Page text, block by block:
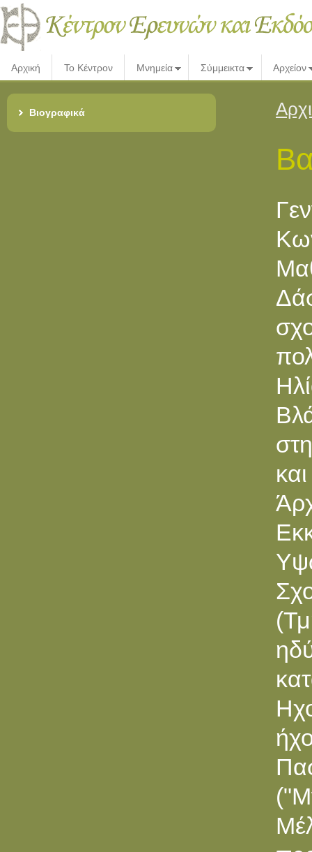
Αρχική Το Κέντρον Μνημεία Σύμμεικτα Αρχείον
Βιογραφικά